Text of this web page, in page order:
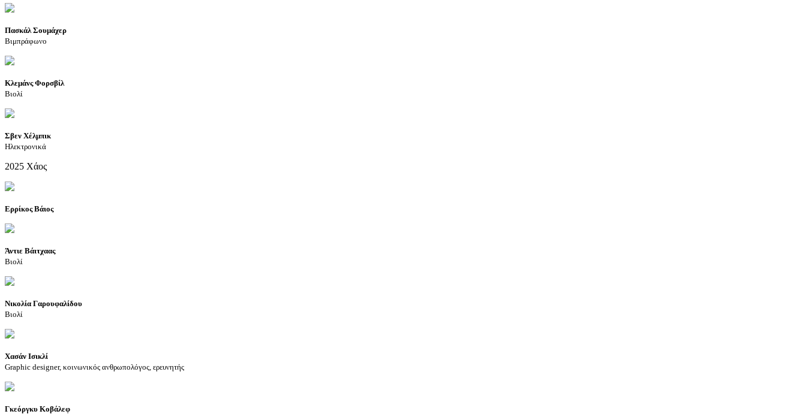
Πασκάλ Σουμάχερ
Βιμπράφωνο
Κλεμάνς Φορσβίλ
Βιολί
Σβεν Χέλμπικ
Ηλεκτρονικά
2025 Χάος
Ερρίκος Βάιος
Άντιε Βάιτχαας
Βιολί
Νικολία Γαρουφαλίδου
Βιολί
Xασάν Ισικλί
Graphic designer, κοινωνικός ανθρωπολόγος, ερευνητής
Γκεόργκυ Κοβάλεφ